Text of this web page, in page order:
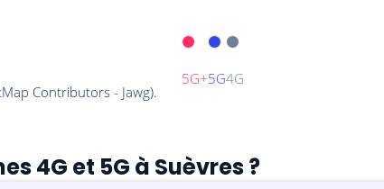
4G et 5G à Suèvres ?